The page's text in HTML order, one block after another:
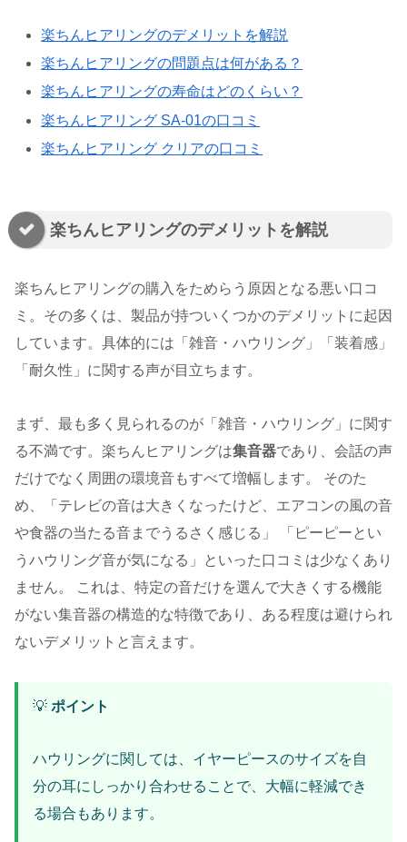
楽ちんヒアリングのデメリットを解説
楽ちんヒアリングの問題点は何がある？
楽ちんヒアリングの寿命はどのくらい？
楽ちんヒアリング SA-01の口コミ
楽ちんヒアリング クリアの口コミ
楽ちんヒアリングのデメリットを解説
楽ちんヒアリングの購入をためらう原因となる悪い口コ
ミ。その多くは、製品が持ついくつかのデメリットに起因
しています。具体的には「雑音・ハウリング」「装着感」
「耐久性」に関する声が目立ちます。
まず、最も多く見られるのが「雑音・ハウリング」に関す
る不満です。楽ちんヒアリングは集音器であり、会話の声
だけでなく周囲の環境音もすべて増幅します。 そのた
め、「テレビの音は大きくなったけど、エアコンの風の音
や食器の当たる音までうるさく感じる」 「ピーピーとい
うハウリング音が気になる」といった口コミは少なくあり
ません。 これは、特定の音だけを選んで大きくする機能
がない集音器の構造的な特徴であり、ある程度は避けられ
ないデメリットと言えます。
💡 ポイント
ハウリングに関しては、イヤーピースのサイズを自
分の耳にしっかり合わせることで、大幅に軽減でき
る場合もあります。